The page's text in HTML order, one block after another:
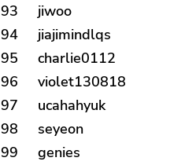
93
jiwoo
94
jiajimindlqs
95
charlie0112
96
violet130818
97
ucahahyuk
98
seyeon
99
genies